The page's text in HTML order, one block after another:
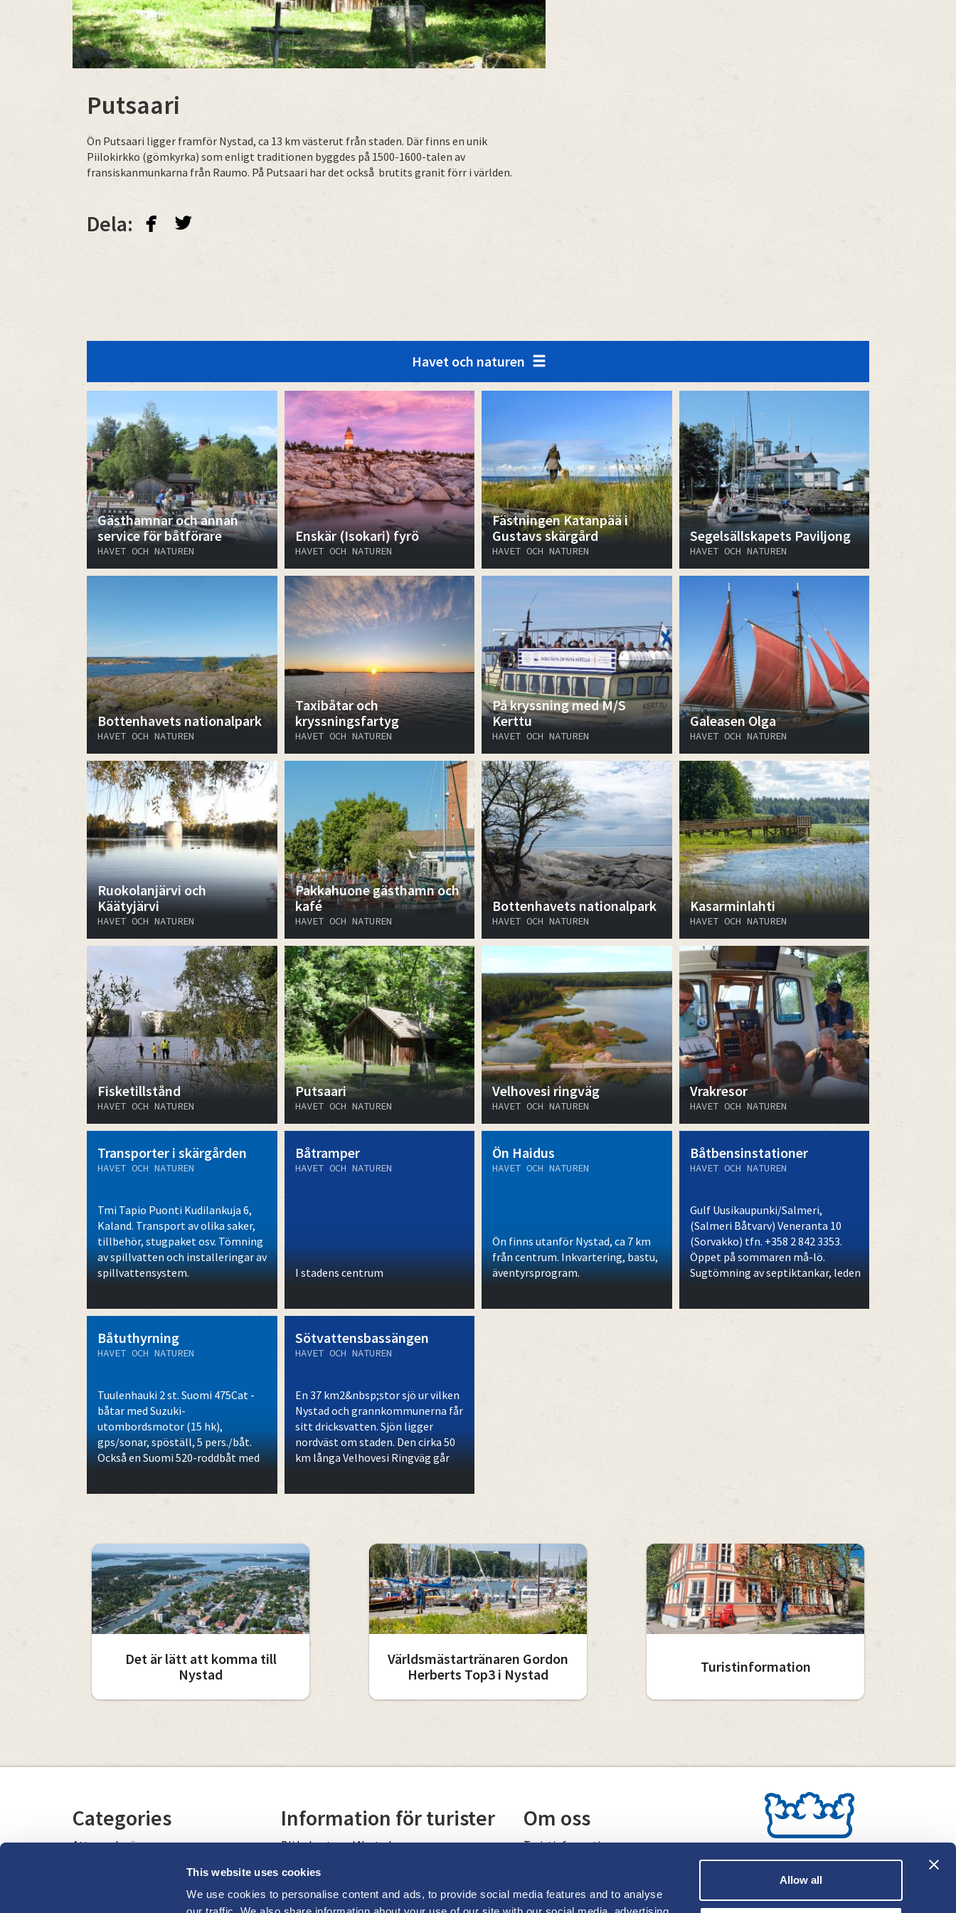
This website uses cookies
We use cookies to personalise content and ads, to provide social media features and to analyse
Allow all
Putsaari
Ön Putsaari ligger framför Nystad, ca 13 km västerut från staden. Där finns en unik
Piilokirkko (gömkyrka) som enligt traditionen byggdes på 1500-1600-talen av
fransiskanmunkarna från Raumo. På Putsaari har det också brutits granit förr i världen.
Dela: facebook twitterbird
Havet och naturen
Gästhamnar och annan
service för båtförare
HAVET OCH NATUREN
Enskär (Isokari) fyrö
HAVET OCH NATUREN
Fästningen Katanpää i
Gustavs skärgård
HAVET OCH NATUREN
Segelsällskapets Paviljong
HAVET OCH NATUREN
Bottenhavets nationalpark
HAVET OCH NATUREN
Taxibåtar och
kryssningsfartyg
HAVET OCH NATUREN
På kryssning med M/S
Kerttu
HAVET OCH NATUREN
Galeasen Olga
HAVET OCH NATUREN
Ruokolanjärvi och
Käätyjärvi
HAVET OCH NATUREN
Pakkahuone gästhamn och
kafé
HAVET OCH NATUREN
Bottenhavets nationalpark
HAVET OCH NATUREN
Kasarminlahti
HAVET OCH NATUREN
Fisketillstånd
HAVET OCH NATUREN
Putsaari
HAVET OCH NATUREN
Velhovesi ringväg
HAVET OCH NATUREN
Vrakresor
HAVET OCH NATUREN
Transporter i skärgården
HAVET OCH NATUREN
Tmi Tapio Puonti Kudilankuja 6,
Kaland. Transport av olika saker,
tillbehör, stugpaket osv. Tömning
av spillvatten och installeringar av
spillvattensystem.
Båtramper
HAVET OCH NATUREN
I stadens centrum
Ön Haidus
HAVET OCH NATUREN
Ön finns utanför Nystad, ca 7 km
från centrum. Inkvartering, bastu,
äventyrsprogram.
Båtbensinstationer
HAVET OCH NATUREN
Gulf Uusikaupunki/Salmeri,
(Salmeri Båtvarv) Veneranta 10
(Sorvakko) tfn. +358 2 842 3353.
Öppet på sommaren må-lö.
Sugtömning av septiktankar, leden
Båtuthyrning
HAVET OCH NATUREN
Tuulenhauki 2 st. Suomi 475Cat -
båtar med Suzuki-
utombordsmotor (15 hk),
gps/sonar, spöställ, 5 pers./båt.
Också en Suomi 520-roddbåt med
Sötvattensbassängen
HAVET OCH NATUREN
En 37 km2&nbsp;stor sjö ur vilken
Nystad och grannkommunerna får
sitt dricksvatten. Sjön ligger
nordväst om staden. Den cirka 50
km långa Velhovesi Ringväg går
Det är lätt att komma till
Nystad
Världsmästartränaren Gordon
Herberts Top3 i Nystad
Turistinformation
Categories
Att se och göra
Fritidsaktiviteter och motion
Information för turister
Bli bekant med Nystad
Om oss
Turistinformation